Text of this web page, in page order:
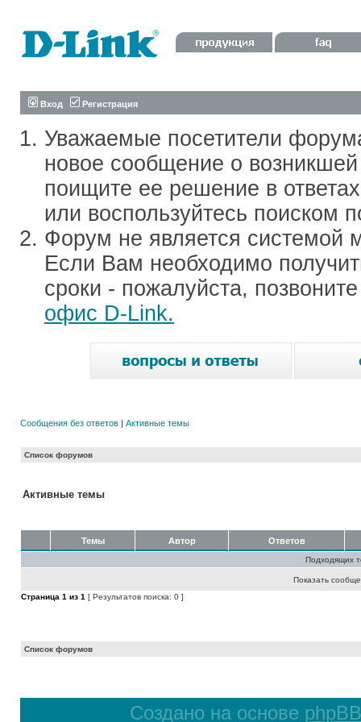
Вход Регистрация
Уважаемые посетители
новое сообщение о
поищите ее решение в
или воспользуйтесь поиском
Форум не является системой
Если Вам необходимо
сроки - пожалуйста,
офис D-Link.
Сообщения без ответов | Активные темы
Список форумов
Активные темы
Темы Автор Ответов
Подходящих
Показать
Страница 1 из 1 [ Результатов поиска: 0 ]
Список форумов
Создано на основе phpBB